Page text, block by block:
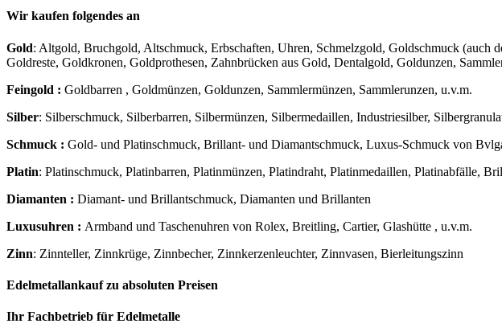
Wir kaufen folgendes an
Gold: Altgold, Bruchgold, Altschmuck, Erbschaften, Uhren, Schmelzgold, Goldschmuck
Goldreste, Goldkronen, Goldprothesen, Zahnbrücken aus Gold, Dentalgold, Goldunzen,
Feingold : Goldbarren , Goldmünzen, Goldunzen, Sammlermünzen, Sammlerunzen, u.v.m.
Silber: Silberschmuck, Silberbarren, Silbermünzen, Silbermedaillen, Industriesilber,
Schmuck : Gold- und Platinschmuck, Brillant- und Diamantschmuck, Luxus-Schmuck von
Platin: Platinschmuck, Platinbarren, Platinmünzen, Platindraht, Platinmedaillen, Platinabfälle,
Diamanten : Diamant- und Brillantschmuck, Diamanten und Brillanten
Luxusuhren : Armband und Taschenuhren von Rolex, Breitling, Cartier, Glashütte , u.v.m.
Zinn: Zinnteller, Zinnkrüge, Zinnbecher, Zinnkerzenleuchter, Zinnvasen, Bierleitungszinn
Edelmetallankauf zu absoluten Preisen
Ihr Fachbetrieb für Edelmetalle